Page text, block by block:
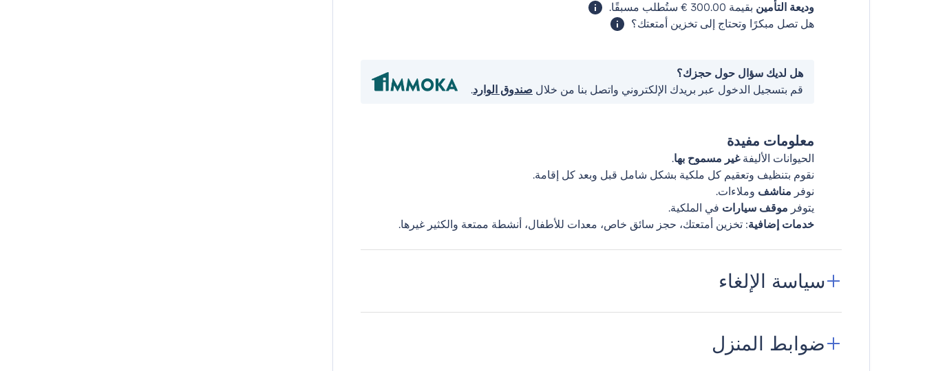
وديعة التأمين بقيمة ‏300.00 € ستُطلب مسبقًا.
هل تصل مبكرًا وتحتاج إلى تخزين أمتعتك؟
هل لديك سؤال حول حجزك؟
قم بتسجيل الدخول عبر بريدك الإلكتروني واتصل بنا من خلال صندوق الوارد.
معلومات مفيدة
الحيوانات الأليفةغير مسموح بها.
نقوم بتنظيف وتعقيم كل ملكية بشكل شامل قبل وبعد كل إقامة.
نوفر مناشف وملاءات.
يتوفر موقف سيارات في الملكية.
خدمات إضافية: تخزين أمتعتك، حجز سائق خاص، معدات للأطفال، أنشطة ممتعة والكثير غيرها.
سياسة الإلغاء
ضوابط المنزل